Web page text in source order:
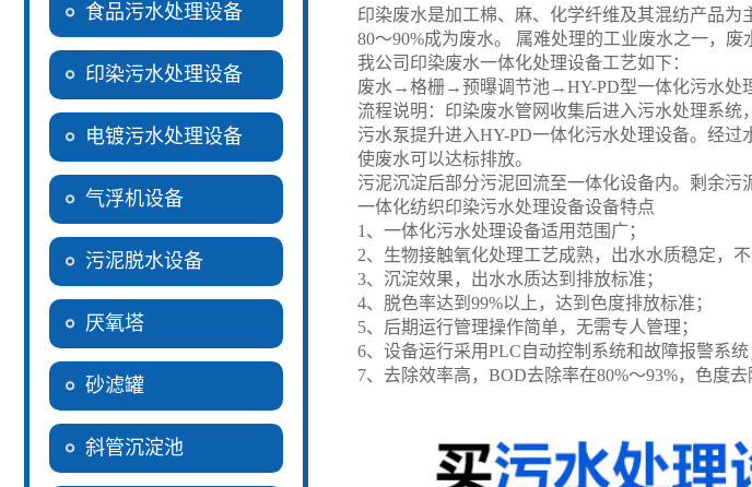
食品污水处理设备
印染污水处理设备
电镀污水处理设备
气浮机设备
污泥脱水设备
厌氧塔
砂滤罐
斜管沉淀池
印染废水是加工棉、麻、化学纤维及其混纺产品
80～90%成为废水。 属难处理的工业废水之一，
我公司印染废水一体化处理设备工艺如下：
废水→格栅→预曝调节池→HY-PD型一体化污水处
流程说明：印染废水管网收集后进入污水处理系
污水泵提升进入HY-PD一体化污水处理设备。经
使废水可以达标排放。
污泥沉淀后部分污泥回流至一体化设备内。剩余污
一体化纺织印染污水处理设备设备特点
1、一体化污水处理设备适用范围广；
2、生物接触氧化处理工艺成熟，出水水质稳定，不
3、沉淀效果，出水水质达到排放标准；
4、脱色率达到99%以上，达到色度排放标准；
5、后期运行管理操作简单，无需专人管理；
6、设备运行采用PLC自动控制系统和故障报警系统
7、去除效率高，BOD去除率在80%～93%，色度